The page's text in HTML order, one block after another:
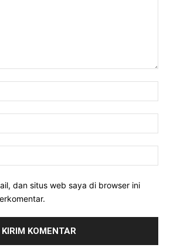
dan situs web saya di browser ini